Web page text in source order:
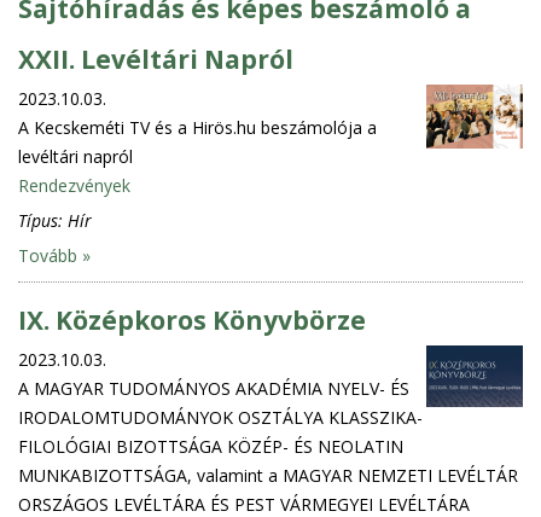
Sajtóhíradás és képes beszámoló a
XXII. Levéltári Napról
2023.10.03.
A Kecskeméti TV és a Hirös.hu beszámolója a
levéltári napról
Rendezvények
Típus: Hír
Tovább »
IX. Középkoros Könyvbörze
2023.10.03.
A MAGYAR TUDOMÁNYOS AKADÉMIA NYELV- ÉS
IRODALOMTUDOMÁNYOK OSZTÁLYA KLASSZIKA-
FILOLÓGIAI BIZOTTSÁGA KÖZÉP- ÉS NEOLATIN
MUNKABIZOTTSÁGA, valamint a MAGYAR NEMZETI LEVÉLTÁR
ORSZÁGOS LEVÉLTÁRA ÉS PEST VÁRMEGYEI LEVÉLTÁRA